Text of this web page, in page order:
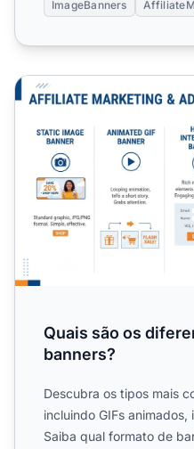
ImageBanners
Quais são os diferentes
Quais são os
banners?
Descubra os tipos mais
incluindo GIFs
Saiba qual formato de